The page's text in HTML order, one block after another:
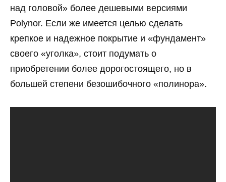
над головой» более дешевыми версиями
Polynor. Если же имеется целью сделать
крепкое и надежное покрытие и «фундамент»
своего «уголка», стоит подумать о
приобретении более дорогостоящего, но в
большей степени безошибочного «полинора».